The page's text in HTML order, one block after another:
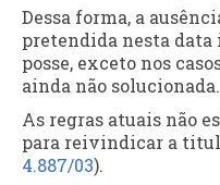
Dessa forma, a
pretendida nesta data
posse, exceto nos
ainda não solucionada.
As regras atuais não
para reivindicar a
4.887/03).